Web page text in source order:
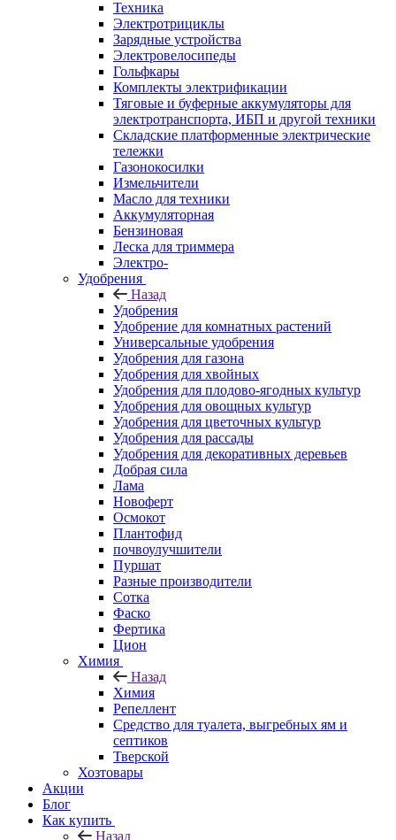
Техника
Электротрициклы
Зарядные устройства
Электровелосипеды
Гольфкары
Комплекты электрификации
Тяговые и буферные аккумуляторы для
электротранспорта, ИБП и другой техники
Складские платформенные электрические
тележки
Газонокосилки
Измельчители
Масло для техники
Аккумуляторная
Бензиновая
Леска для триммера
Электро-
Удобрения
Назад
Удобрения
Удобрение для комнатных растений
Универсальные удобрения
Удобрения для газона
Удобрения для хвойных
Удобрения для плодово-ягодных культур
Удобрения для овощных культур
Удобрения для цветочных культур
Удобрения для рассады
Удобрения для декоративных деревьев
Добрая сила
Лама
Новоферт
Осмокот
Плантофид
почвоулучшители
Пуршат
Разные производители
Сотка
Фаско
Фертика
Цион
Химия
Назад
Химия
Репеллент
Средство для туалета, выгребных ям и
септиков
Тверской
Хозтовары
Акции
Блог
Как купить
Назад